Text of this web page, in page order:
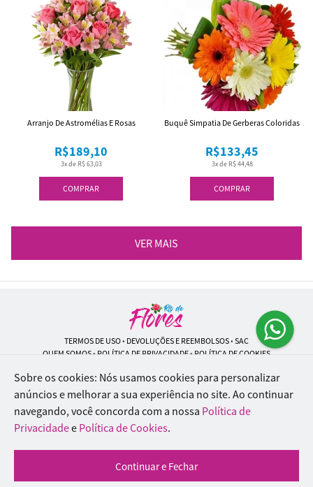
COMPRAR
3x de R$ 63,03
R$189,10
Arranjo De Astromélias E Rosas
COMPRAR
3x de R$ 44,48
R$133,45
Buquê Simpatia De Gerberas Coloridas
VER MAIS
TERMOS DE USO• DEVOLUÇÕES E REEMBOLSOS• SAC
QUEM SOMOS• POLÍTICA DE PRIVACIDADE• POLÍTICA DE COOKIES
Rio de Flores | CNPJ: 18.184.423/0001-74
Rua Lopes Trovão, 42 - Rio de Janeiro - RJ - 20.920-340
WhatsApp: (21) 96451-9290| Telefone: (21) 9 6715-9790
© 2024-2026 - Todos os direitos reservados - Desenvolvido por
Inteligentes
Sobre os cookies: Nós usamos cookies para personalizar
anúncios e melhorar a sua experiência no site. Ao continuar
navegando, você concorda com a nossa Política de
Privacidadee Política de Cookies.
Continuar e Fechar